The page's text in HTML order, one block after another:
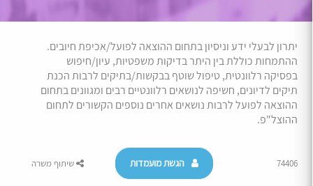
יתרון לבעלי ידע וניסיון בתחום ההוצאה לפועל/אכיפת חיובים.
ההתמחות כוללת בין היתר בדיקות משפטיות, עיון/חיפוש
בפסיקה רלוונטית, טיפול שוטף בבקשות/בתיקים לרבות הכנת
תיקים לדיונים, חשיפה לנושאים רלוונטיים רבים ומגוונים בתחום
ההוצאה לפועל לרבות נושאים אחרים נוספים הקשורים לתחום
ההוצל"פ.
74406 הגשת מועמדות שיתוף משרה